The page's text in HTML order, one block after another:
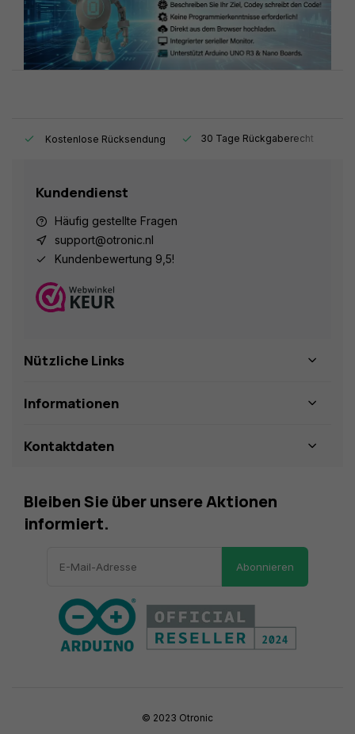
Kostenlose Rücksendung 30 Tage Rückgaberecht
Kundendienst
Häufig gestellte Fragen
support@otronic.nl
Kundenbewertung 9,5!
Nützliche Links
Informationen
Kontaktdaten
Bleiben Sie über unsere Aktionen
informiert.
Abonnieren
© 2023 Otronic